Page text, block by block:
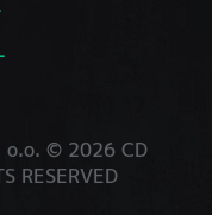
z o.o. © 2026 CD
RESERVED